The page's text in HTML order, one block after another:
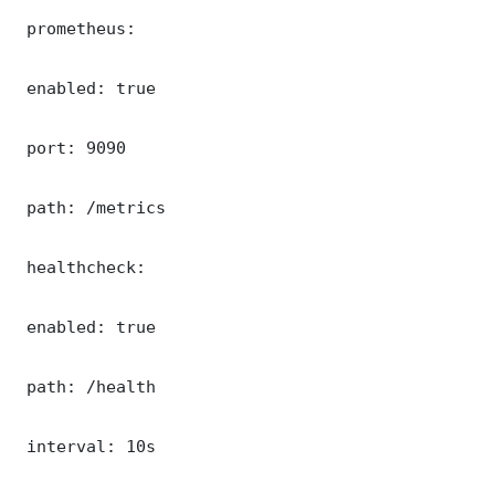
prometheus:
enabled: true
port: 9090
path: /metrics
healthcheck:
enabled: true
path: /health
interval: 10s